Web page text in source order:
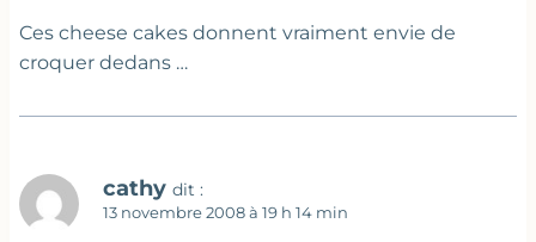
Ces cheese cakes donnent vraiment envie de
croquer dedans …
cathy dit :
13 novembre 2008 à 19 h 14 min